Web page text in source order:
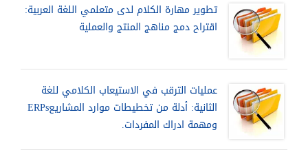
تطوير مهارة الكلام لدى متعلمي اللغة العربية:
اقتراح دمج مناهج المنتج والعملية
عمليات الترقب في الاستيعاب الكلامي للغة
الثانية: أدلة من تخطيطات موارد المشاريعERPs
ومهمة ادراك المفردات.